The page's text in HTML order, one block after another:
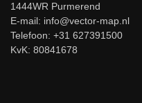
1444WR Purmerend
E-mail: info@vector-map.nl
Telefoon: +31 627391500
KvK: 80841678